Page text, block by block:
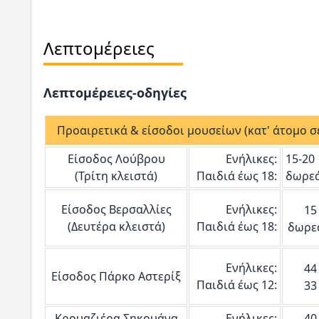
Λεπτομέρειες
Λεπτομέρειες-οδηγίες
Προαιρετικά & είσοδοι μουσείων (κατ' άτομο
Είσοδος Λούβρου
(Τρίτη κλειστά)
Ενήλικες:
Παιδιά έως 18:
15-20
Είσοδος Βερσαλλίες
(Δευτέρα κλειστά)
Ενήλικες:
Παιδιά έως 18:
15
Είσοδος Πάρκο Αστερίξ
Ενήλικες:
Παιδιά έως 12:
44
33